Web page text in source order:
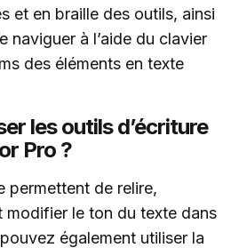
et en braille des outils, ainsi
naviguer à l’aide du clavier
des éléments en texte
les outils d’écriture
Pro ?
permettent de relire,
modifier le ton du texte dans
également utiliser la